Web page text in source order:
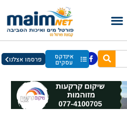
אינדקס
עסקים פרסמו אצלנו